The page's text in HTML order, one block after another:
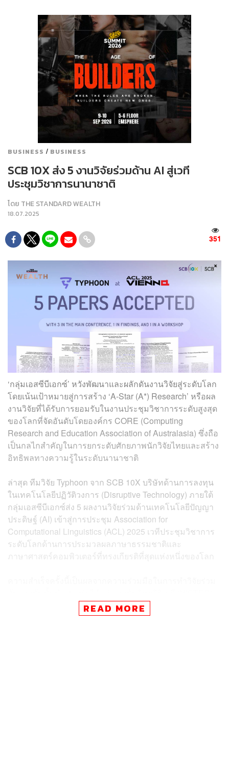
BUSINESS / BUSINESS
SCB 10X ส่ง 5 งานวิจัยร่วมด้าน AI สู่เวที
ประชุมวิชาการนานาชาติ
โดย THE STANDARD WEALTH
18.07.2025
351
‘กลุ่มเอสซีบีเอกซ์’ หวังพัฒนาและผลักดันงานวิจัยสู่ระดับโลก
โดยเน้นเป้าหมายสู่การสร้าง ‘A-Star (A*) Research’ หรือผล
งานวิจัยที่ได้รับการยอมรับในงานประชุมวิชาการระดับสูงสุด
ของโลกที่จัดอันดับโดยองค์กร CORE (Computing
Research and Education Association of Australasia) ซึ่งถือ
เป็นกลไกสำคัญในการยกระดับศักยภาพนักวิจัยไทยและสร้าง
อิทธิพลทางความรู้ในระดับนานาชาติ
ล่าสุด ทีมวิจัย Typhoon จาก SCB 10X บริษัทด้านการลงทุน
ในเทคโนโลยีปฏิวัติวงการ (Disruptive Technology) ภายใต้
กลุ่มเอสซีบีเอกซ์ส่ง 5 ผลงานวิจัยร่วมด้านเทคโนโลยีปัญญา
ประดิษฐ์ (AI) เข้าสู่การประชุม Association for
Computational Linguistics (ACL) 2025 เวทีประชุมวิชาการ
ระดับโลกด้านการประมวลผลภาษาธรรมชาติและ
ภาษาศาสตร์คอมพิวเตอร์ที่ทรงเกียรติที่สุดแห่งหนึ่งของโลก
มหาวิทยาลัยสแตนฟอร์ด มหาวิทยาลัยเคมบริดจ์ และเครือ
ข่ายวิจัย SEACrowd โดยแบ่งเป็น 3 งานใน Main
READ MORE